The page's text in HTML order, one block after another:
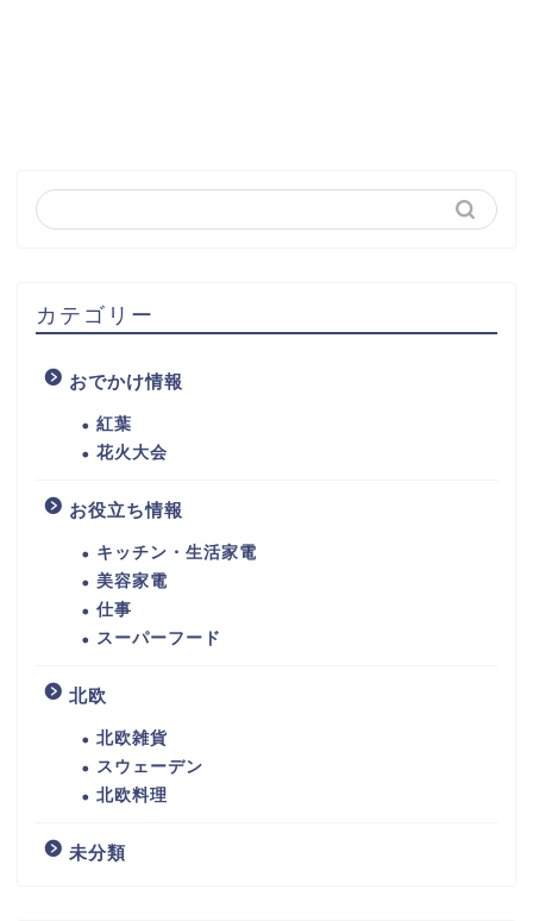
カテゴリー
おでかけ情報
紅葉
花火大会
お役立ち情報
キッチン・生活家電
美容家電
仕事
スーパーフード
北欧
北欧雑貨
スウェーデン
北欧料理
未分類